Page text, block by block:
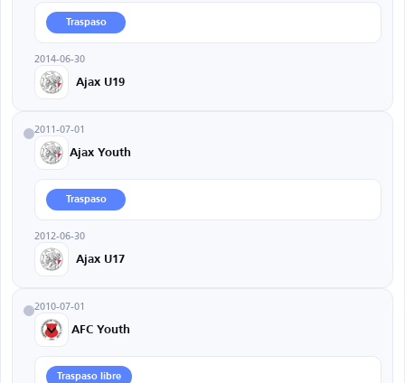
Traspaso
2014-06-30
Ajax U19
2011-07-01
Ajax Youth
Traspaso
2012-06-30
Ajax U17
2010-07-01
AFC Youth
Traspaso libre